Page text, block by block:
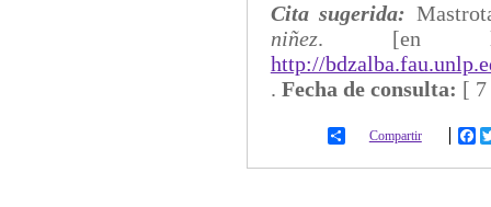
Cita sugerida:
niñez. [en
http://
. Fecha de consulta: [
Compartir